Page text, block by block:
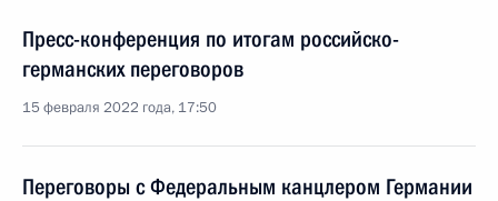
Пресс-конференция по итогам российско-
германских переговоров
15 февраля 2022 года, 17:50
Переговоры с Федеральным канцлером Германии